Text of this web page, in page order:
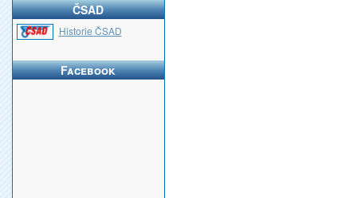
ČSAD
Historie ČSAD
Facebook